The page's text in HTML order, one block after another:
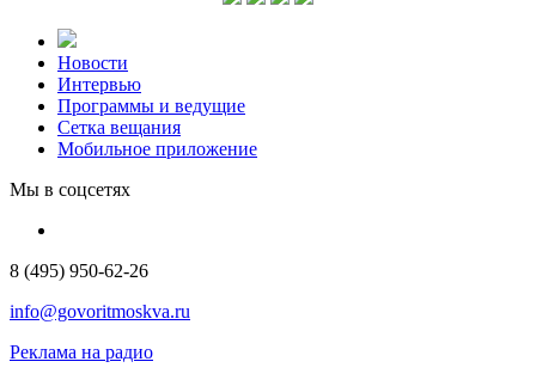
Новости
Интервью
Программы и ведущие
Сетка вещания
Мобильное приложение
Мы в соцсетях
8 (495) 950-62-26
info@govoritmoskva.ru
Реклама на радио